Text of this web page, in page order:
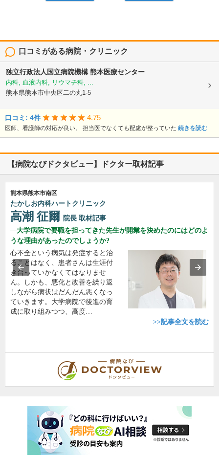
口コミがある病院・クリニック
独立行政法人国立病院機構熊本医療センター
内科, 血液内科, リウマチ科, ...
熊本県熊本市中央区二の丸1-5
口コミ: 4件 4.75
医師、看護師の対応が良い。 担当医でなくても配慮が整っていた 続きを読む
【病院なびドクタビュー】ドクター取材記事
熊本県熊本市南区
たかしお内科ハートクリニック
高潮 征爾 院長 取材記事
大学病院で要職を担ってきた先生が開業を決めたのにはどのよ
うな理由があったのでしょうか?
心不全という病気は発症すると治
ることはなく、患者さんは生涯付
き合っていかなくてはなりませ
ん。しかも、悪化と改善を繰り返
しながら病状はだんだん悪くなっ
ていきます。大学病院で後進の育
成に取り組みつつ、高度…
>>記事全文を読む